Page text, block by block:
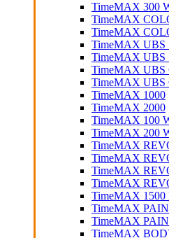
TimeMAX 300
TimeMAX
TimeMAX
TimeMAX UBS
TimeMAX UBS
TimeMAX UBS
TimeMAX UBS
TimeMAX 1000
TimeMAX 2000
TimeMAX 100
TimeMAX 200
TimeMAX
TimeMAX
TimeMAX
TimeMAX
TimeMAX 1500
TimeMAX
TimeMAX
TimeMAX